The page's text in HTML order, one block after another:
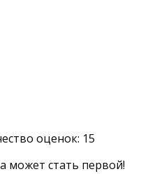
оценок: 15
может стать первой!